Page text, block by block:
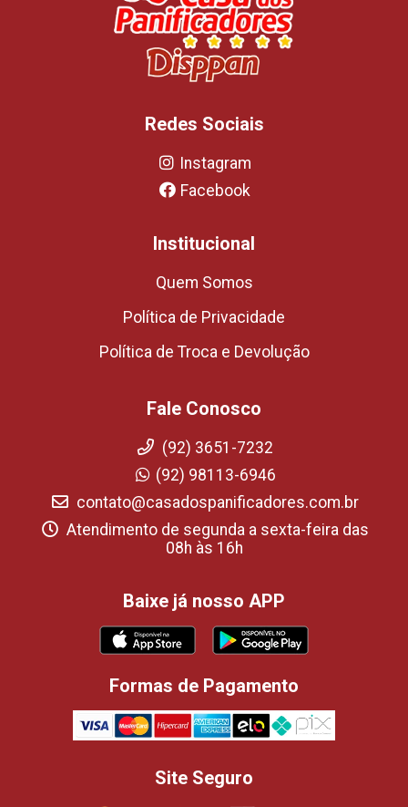
Redes Sociais
Instagram
Facebook
Institucional
Quem Somos
Política de Privacidade
Política de Troca e Devolução
Fale Conosco
(92) 3651-7232
(92) 98113-6946
contato@casadospanificadores.com.br
Atendimento de segunda a sexta-feira das
08h às 16h
Baixe já nosso APP
Formas de Pagamento
Site Seguro